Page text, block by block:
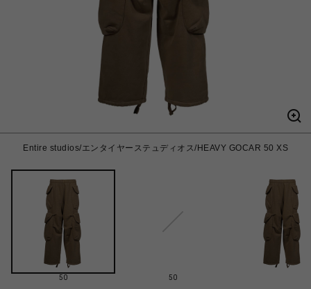
Entire studios/エンタイヤーステュディオス/HEAVY GOCAR 50 XS
50 50